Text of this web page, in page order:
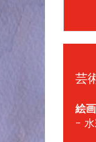
芸
絵画
-